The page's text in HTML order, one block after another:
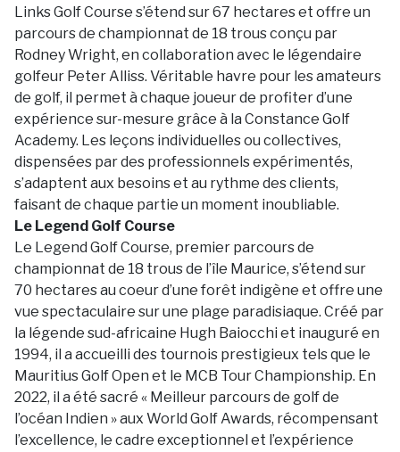
Links Golf Course s’étend sur 67 hectares et offre un
parcours de championnat de 18 trous conçu par
Rodney Wright, en collaboration avec le légendaire
golfeur Peter Alliss. Véritable havre pour les amateurs
de golf, il permet à chaque joueur de profiter d’une
expérience sur-mesure grâce à la Constance Golf
Academy. Les leçons individuelles ou collectives,
dispensées par des professionnels expérimentés,
s’adaptent aux besoins et au rythme des clients,
faisant de chaque partie un moment inoubliable.
Le Legend Golf Course
Le Legend Golf Course, premier parcours de
championnat de 18 trous de l’île Maurice, s’étend sur
70 hectares au coeur d’une forêt indigène et offre une
vue spectaculaire sur une plage paradisiaque. Créé par
la légende sud-africaine Hugh Baiocchi et inauguré en
1994, il a accueilli des tournois prestigieux tels que le
Mauritius Golf Open et le MCB Tour Championship. En
2022, il a été sacré « Meilleur parcours de golf de
l’océan Indien » aux World Golf Awards, récompensant
l’excellence, le cadre exceptionnel et l’expérience